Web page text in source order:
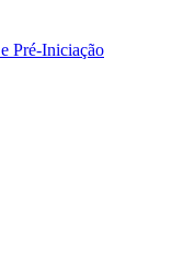
Pré-Iniciação